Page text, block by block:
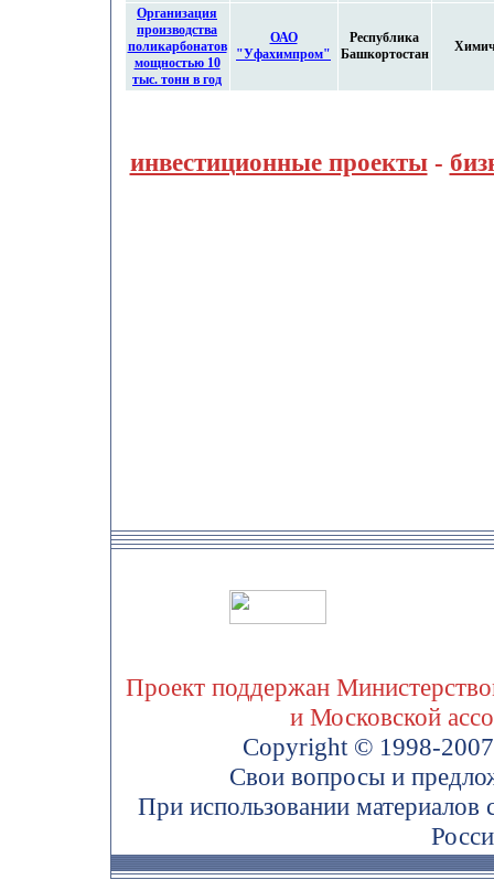
Организация
производства
поликарбонатов
мощностью 10
тыс. тонн в год
ОАО
"Уфахимпром"
Республика
Башкортостан
инвестиционные проекты-
Проект поддержан
и Московской
Copyright © 1998-
Свои вопросы и
При использовании